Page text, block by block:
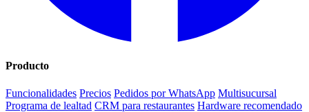
Producto
Funcionalidades Precios Pedidos por WhatsApp Multisucursal
Programa de lealtad CRM para restaurantes Hardware recomendado